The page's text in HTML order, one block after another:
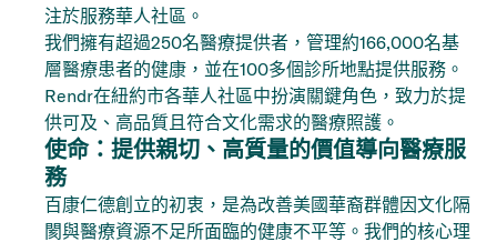
注於服務華人社區。
我們擁有超過250名醫療提供者，管理約166,000名基
層醫療患者的健康，並在100多個診所地點提供服務。
Rendr在紐約市各華人社區中扮演關鍵角色，致力於提
供可及、高品質且符合文化需求的醫療照護。
使命：提供親切、高質量的價值導向醫療服
務
百康仁德創立的初衷，是為改善美國華裔群體因文化隔
閡與醫療資源不足所面臨的健康不平等。我們的核心理